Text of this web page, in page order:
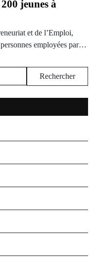
jeunes à
et de l’Emploi,
employées par…